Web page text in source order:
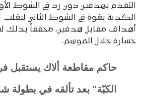
التقدم بهدفين دون رد في الشوط
الكدية بقوة في الشوط الثاني ليقلب
أهداف مقابل هدفين، محققاً بذلك
خسارة خلال الموسم.
حاكم مقاطعة ألاك يستقبل
الكبّة" بعد تألقه في بطولة